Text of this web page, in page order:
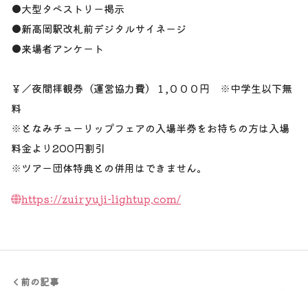
●大型タペストリー掲示
●新高岡駅改札前デジタルサイネージ
●来場者アンケート
￥／夜間拝観券（運営協力費）１,０００円 ※中学生以下無
料
※となみチューリップフェアの入場半券をお持ちの方は入場
料金より200円割引
※ツアー団体特典との併用はできません。
https://zuiryuji-lightup.com/
前の記事